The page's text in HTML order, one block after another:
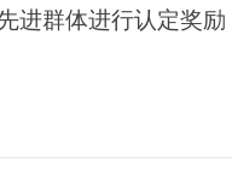
进群体进行认定奖励